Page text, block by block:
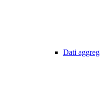
Dati